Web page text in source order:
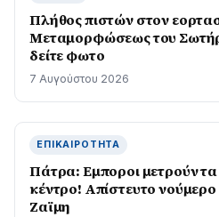
Πλήθος πιστών στον
Μεταμορφώσεως του
δείτε φωτο
7 Αυγούστου 2026
ΕΠΙΚΑΙΡΌΤΗΤΑ
Πάτρα: Εμποροι μετρούν
κέντρο! Απίστευτο
Ζαϊμη